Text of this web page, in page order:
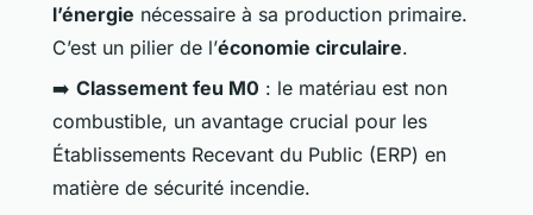
l’énergie nécessaire à sa production primaire.
C’est un pilier de l’économie circulaire.
➡️ Classement feu M0 : le matériau est non
combustible, un avantage crucial pour les
Établissements Recevant du Public (ERP) en
matière de sécurité incendie.